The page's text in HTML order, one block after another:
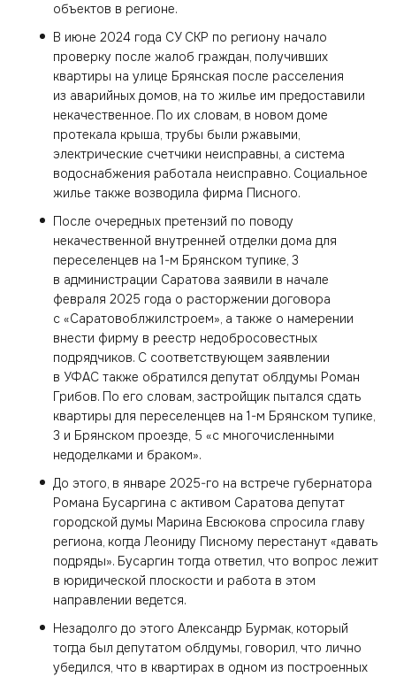
объектов в регионе.
В июне 2024 года СУ СКР по региону начало
проверку после жалоб граждан, получивших
квартиры на улице Брянская после расселения
из аварийных домов, на то жилье им предоставили
некачественное. По их словам, в новом доме
протекала крыша, трубы были ржавыми,
электрические счетчики неисправны, а система
водоснабжения работала неисправно. Социальное
жилье также возводила фирма Писного.
После очередных претензий по поводу
некачественной внутренней отделки дома для
переселенцев на 1-м Брянском тупике, 3
в администрации Саратова заявили в начале
февраля 2025 года о расторжении договора
с «Саратовоблжилстроем», а также о намерении
внести фирму в реестр недобросовестных
подрядчиков. С соответствующем заявлении
в УФАС также обратился депутат облдумы Роман
Грибов. По его словам, застройщик пытался сдать
квартиры для переселенцев на 1-м Брянском тупике,
3 и Брянском проезде, 5 «с многочисленными
недоделками и браком».
До этого, в январе 2025-го на встрече губернатора
Романа Бусаргина с активом Саратова депутат
городской думы Марина Евсюкова спросила главу
региона, когда Леониду Писному перестанут «давать
подряды». Бусаргин тогда ответил, что вопрос лежит
в юридической плоскости и работа в этом
направлении ведется.
Незадолго до этого Александр Бурмак, который
тогда был депутатом облдумы, говорил, что лично
убедился, что в квартирах в одном из построенных